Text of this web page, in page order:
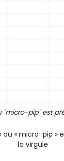
"micro-pip" est
ou « micro-pip
la virgule